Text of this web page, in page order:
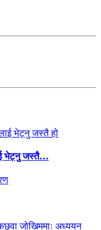
भेट्नु जस्तै…